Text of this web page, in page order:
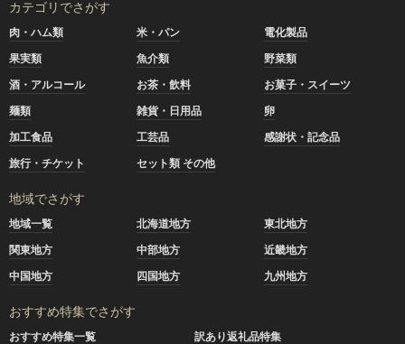
カテゴリでさがす
肉・ハム類 米・パン
電化製品
果実類
魚介類
野菜類
酒・アルコール
お茶・飲料
お菓子・スイーツ
麺類
雑貨・日用品
卵
加工食品
工芸品
感謝状・記念品
旅行・チケット
セット類 その他
地域でさがす
地域一覧 北海道地方
東北地方
関東地方
中部地方
近畿地方
中国地方
四国地方 九州地方
おすすめ特集でさがす
おすすめ特集一覧
訳あり返礼品特集